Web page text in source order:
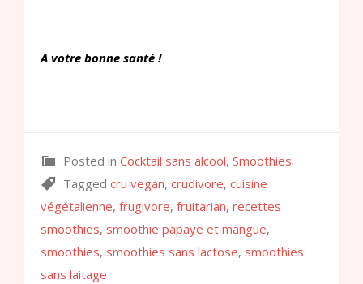
A votre bonne santé !
Posted in Cocktail sans alcool, Smoothies
Tagged cru vegan, crudivore, cuisine
végétalienne, frugivore, fruitarian, recettes
smoothies, smoothie papaye et mangue,
smoothies, smoothies sans lactose, smoothies
sans laitage